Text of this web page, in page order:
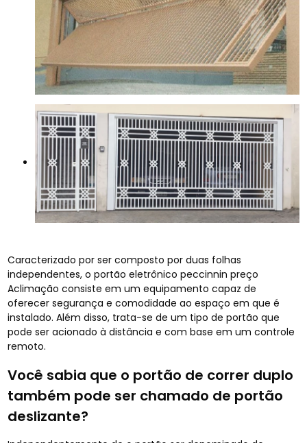
Caracterizado por ser composto por duas folhas
independentes, o portão eletrônico peccinnin preço
Aclimação consiste em um equipamento capaz de
oferecer segurança e comodidade ao espaço em que é
instalado. Além disso, trata-se de um tipo de portão que
pode ser acionado à distância e com base em um controle
remoto.
Você sabia que o portão de correr duplo
também pode ser chamado de portão
deslizante?